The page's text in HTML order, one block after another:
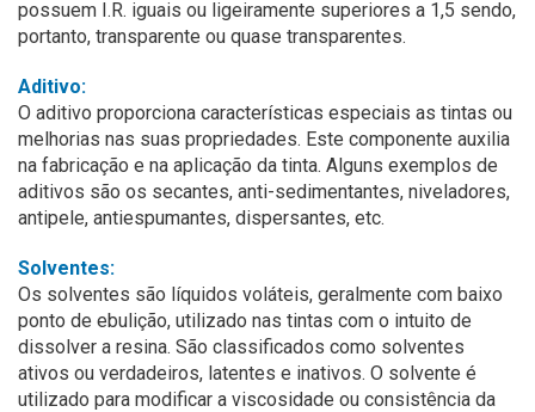
possuem I.R. iguais ou ligeiramente superiores a 1,5 sendo,
portanto, transparente ou quase transparentes.
Aditivo:
O aditivo proporciona características especiais as tintas ou
melhorias nas suas propriedades. Este componente auxilia
na fabricação e na aplicação da tinta. Alguns exemplos de
aditivos são os secantes, anti-sedimentantes, niveladores,
antipele, antiespumantes, dispersantes, etc.
Solventes:
Os solventes são líquidos voláteis, geralmente com baixo
ponto de ebulição, utilizado nas tintas com o intuito de
dissolver a resina. São classificados como solventes
ativos ou verdadeiros, latentes e inativos. O solvente é
utilizado para modificar a viscosidade ou consistência da